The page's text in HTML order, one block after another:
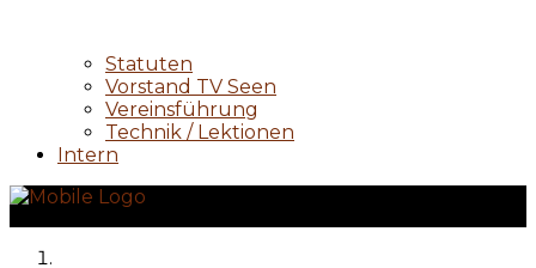
Statuten
Vorstand TV Seen
Vereinsführung
Technik / Lektionen
Intern